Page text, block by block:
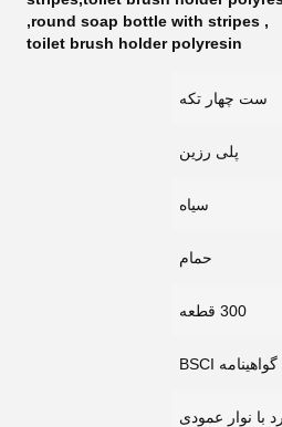
,
round soap bottle with stripes
,
toilet brush holder polyresin
ست چهار تکه
پلی رزین
سیاه
حمام
300 قطعه
گواهینامه BSCI
با نوار عمودی